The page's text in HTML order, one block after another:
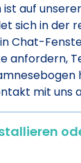
auf
sich in der
Chat-
anfordern,
mit uns